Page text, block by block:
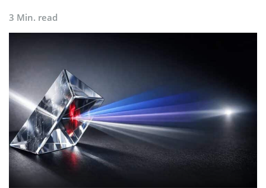
3 Min. read